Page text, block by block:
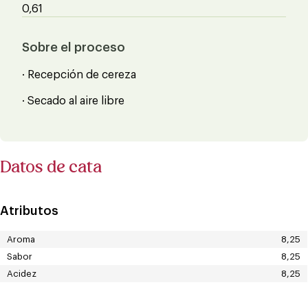
0,61
Sobre el proceso
· Recepción de cereza
· Secado al aire libre
Datos de cata
Atributos
Aroma
8,25
Sabor
8,25
Acidez
8,25